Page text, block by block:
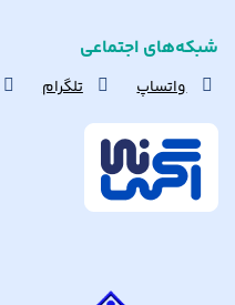
شبکه‌های اجتماعی
واتساپ تلگرام